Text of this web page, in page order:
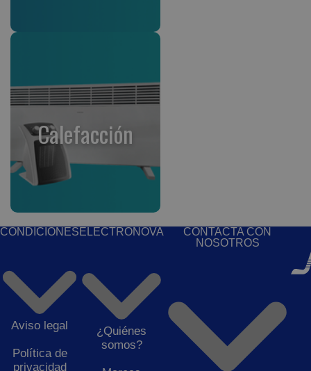
Calefacción
CONDICIONES
Aviso legal
Política de
privacidad
ELECTRONOVA
¿Quiénes
somos?
CONTACTA CON
NOSOTROS